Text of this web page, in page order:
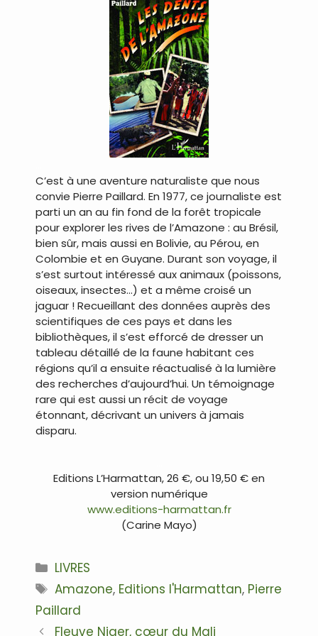
C’est à une aventure naturaliste que nous
convie Pierre Paillard. En 1977, ce journaliste est
parti un an au fin fond de la forêt tropicale
pour explorer les rives de l’Amazone : au Brésil,
bien sûr, mais aussi en Bolivie, au Pérou, en
Colombie et en Guyane. Durant son voyage, il
s’est surtout intéressé aux animaux (poissons,
oiseaux, insectes…) et a même croisé un
jaguar ! Recueillant des données auprès des
scientifiques de ces pays et dans les
bibliothèques, il s’est efforcé de dresser un
tableau détaillé de la faune habitant ces
régions qu’il a ensuite réactualisé à la lumière
des recherches d’aujourd’hui. Un témoignage
rare qui est aussi un récit de voyage
étonnant, décrivant un univers à jamais
disparu.
Editions L’Harmattan, 26 €, ou 19,50 € en
version numérique
www.editions-harmattan.fr
(Carine Mayo)
Catégories
LIVRES
Étiquettes
Amazone, Editions l'Harmattan, Pierre
Paillard
Navigation
Fleuve Niger, cœur du Mali